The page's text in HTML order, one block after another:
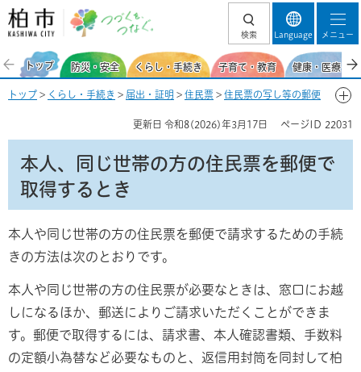
柏市 つづくを、
検索 Language メニュー
トップ 防災・安全 くらし・手続き 子育て・教育 健康・医療・
トップ > くらし・手続き > 届出・証明 > 住民票 > 住民票の写し等の郵便
更新日 令和8(2026)年3月17日 ページID 22031
本人、同じ世帯の方の住民票を郵便で
取得するとき
本人や同じ世帯の方の住民票を郵便で請求するための手続
きの方法は次のとおりです。
本人や同じ世帯の方の住民票が必要なときは、窓口にお越
しになるほか、郵送によりご請求いただくことができま
す。郵便で取得するには、請求書、本人確認書類、手数料
の定額小為替など必要なものと、返信用封筒を同封して柏